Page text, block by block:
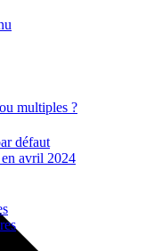
multiples ?
défaut
avril 2024